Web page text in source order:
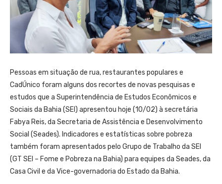
Pessoas em situação de rua, restaurantes populares e
CadÚnico foram alguns dos recortes de novas pesquisas e
estudos que a Superintendência de Estudos Econômicos e
Sociais da Bahia (SEI) apresentou hoje (10/02) à secretária
Fabya Reis, da Secretaria de Assistência e Desenvolvimento
Social (Seades). Indicadores e estatísticas sobre pobreza
também foram apresentados pelo Grupo de Trabalho da SEI
(GT SEI – Fome e Pobreza na Bahia) para equipes da Seades, da
Casa Civil e da Vice-governadoria do Estado da Bahia.